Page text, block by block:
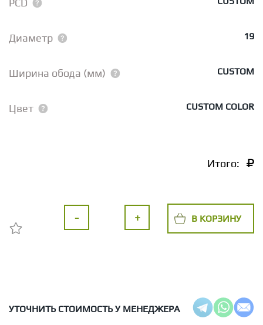
PCD
Диаметр 19
Ширина обода (мм) CUSTOM
Цвет CUSTOM COLOR
Итого:
- + В КОРЗИНУ
УТОЧНИТЬ СТОИМОСТЬ У МЕНЕДЖЕРА